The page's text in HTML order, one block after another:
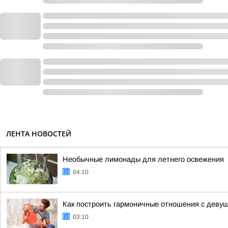
ЛЕНТА НОВОСТЕЙ
Необычные лимонады для летнего освежения
04:10
Как построить гармоничные отношения с
03:10